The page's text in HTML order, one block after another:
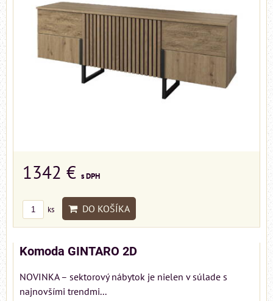
1342 € s DPH
ks DO KOŠÍKA
Komoda GINTARO 2D
NOVINKA – sektorový nábytok je nielen v súlade s
najnovšími trendmi...